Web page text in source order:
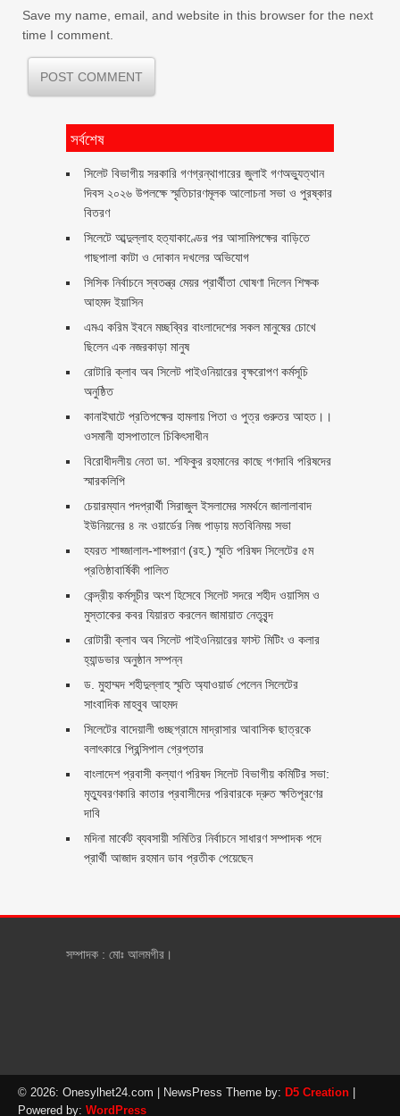
Save my name, email, and website in this browser for the next
time I comment.
সর্বশেষ
সিলেট বিভাগীয় সরকারি গণগ্রন্থাগারের জুলাই গণঅভ্যুত্থান
দিবস ২০২৬ উপলক্ষে স্মৃতিচারণমূলক আলোচনা সভা ও পুরষ্কার
বিতরণ ‎ ‎
সিলেটে আব্দুল্লাহ হত্যাকাণ্ডের পর আসামিপক্ষের বাড়িতে
গাছপালা কাটা ও দোকান দখলের অভিযোগ
সিসিক নির্বাচনে স্বতন্ত্র মেয়র প্রার্থীতা ঘোষণা দিলেন শিক্ষক
আহমদ ইয়াসিন
এমএ করিম ইবনে মচ্ছব্বির বাংলাদেশের সকল মানুষের চোখে
ছিলেন এক নজরকাড়া মানুষ ‎
রোটারি ক্লাব অব সিলেট পাইওনিয়ারের বৃক্ষরোপণ কর্মসূচি
অনুষ্ঠিত
কানাইঘাটে প্রতিপক্ষের হামলায় পিতা ও পুত্র গুরুতর আহত।।
ওসমানী হাসপাতালে চিকিৎসাধীন
বিরোধীদলীয় নেতা ডা. শফিকুর রহমানের কাছে গণদাবি পরিষদের
স্মারকলিপি ‎
চেয়ারম্যান পদপ্রার্থী সিরাজুল ইসলামের সমর্থনে জালালাবাদ
ইউনিয়নের ৪ নং ওয়ার্ডের নিজ পাড়ায় মতবিনিময় সভা
হযরত শাহ্জালাল-শাহ্পরাণ (রহ.) স্মৃতি পরিষদ সিলেটের ৫ম
প্রতিষ্ঠাবার্ষিকী পালিত ‎​
কেন্দ্রীয় কর্মসূচীর অংশ হিসেবে সিলেট সদরে শহীদ ওয়াসিম ও
মুস্তাকের কবর যিয়ারত করলেন জামায়াত নেতৃবৃন্দ ‎
রোটারী ক্লাব অব সিলেট পাইওনিয়ারের ফাস্ট মিটিং ও কলার
হ্যান্ডভার অনুষ্ঠান সম্পন্ন
ড. মুহাম্মদ শহীদুল্লাহ স্মৃতি অ্যাওয়ার্ড পেলেন সিলেটের
সাংবাদিক মাহবুব আহমদ
সিলেটের বাদেয়ালী গুচ্ছগ্রামে মাদ্রাসার আবাসিক ছাত্রকে
বলাৎকারে প্রিন্সিপাল গ্রেপ্তার ‎
বাংলাদেশ প্রবাসী কল্যাণ পরিষদ সিলেট বিভাগীয় কমিটির সভা:
মৃত্যুবরণকারি কাতার প্রবাসীদের পরিবারকে দ্রুত ক্ষতিপূরণের
দাবি
মদিনা মার্কেট ব্যবসায়ী সমিতির নির্বাচনে সাধারণ সম্পাদক পদে
প্রার্থী আজাদ রহমান ডাব প্রতীক পেয়েছেন ‎
সম্পাদক : মোঃ আলমগীর।
© 2026: Onesylhet24.com | NewsPress Theme by: D5 Creation
Powered by: WordPress